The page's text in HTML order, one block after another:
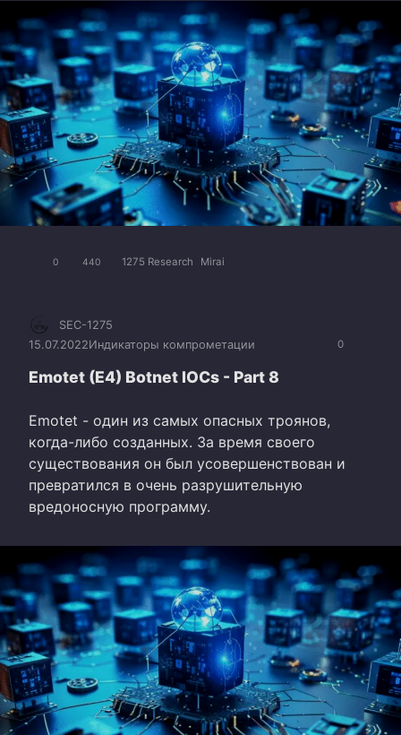
0 440 1275 Research Mirai
0
SEC-1275
15.07.2022Индикаторы компрометации
Emotet (E4) Botnet IOCs - Part 8
Emotet - один из самых опасных троянов,
когда-либо созданных. За время своего
существования он был усовершенствован и
превратился в очень разрушительную
вредоносную программу.